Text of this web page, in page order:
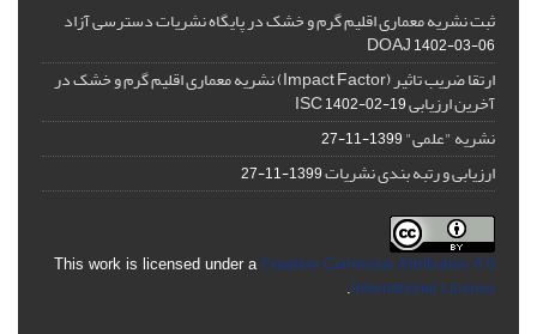
ثبت نشریه معماری اقلیم گرم و خشک در پایگاه نشریات دسترسی آزاد
DOAJ1402-03-06
ارتقا ضریب تاثیر (Impact Factor) نشریه معماری اقلیم گرم و خشک در
آخرین ارزیابی ISC1402-02-19
نشریه "علمی"1399-11-27
ارزیابی و رتبه بندی نشریات1399-11-27
This work is licensed under a Creative Commons Attribution 4.0
International License
.